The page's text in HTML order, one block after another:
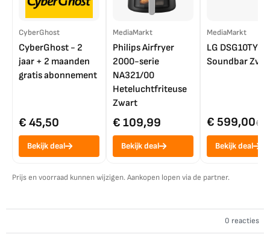
CyberGhost
CyberGhost - 2
jaar + 2 maanden
gratis abonnement
€ 45,50
Bekijk deal
MediaMarkt
Philips Airfryer
2000-serie
NA321/00
Heteluchtfriteuse
Zwart
€ 109,99
Bekijk deal
MediaMarkt
LG DSG10TY
Soundbar
€ 599,00€
Bekijk deal
Prijs en voorraad kunnen wijzigen. Aankopen lopen via de partner.
0 reacties